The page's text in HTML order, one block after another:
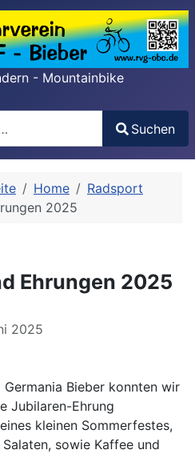
- Mountainbike
more characters for results.
Suchen
Home
Radsport
2025
Ehrungen 2025
2025
Bieber konnten wir
Jubilaren-Ehrung
kleinen Sommerfestes,
sowie Kaffee und